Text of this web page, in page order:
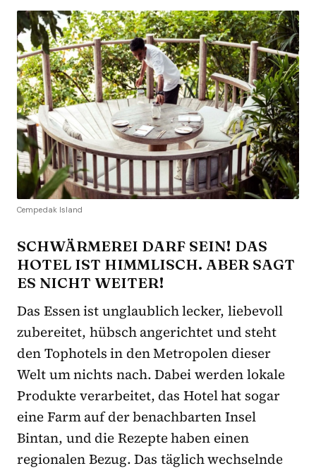
Cempedak Island
SCHWÄRMEREI DARF SEIN! DAS
HOTEL IST HIMMLISCH. ABER SAGT
ES NICHT WEITER!
Das Essen ist unglaublich lecker, liebevoll
zubereitet, hübsch angerichtet und steht
den Tophotels in den Metropolen dieser
Welt um nichts nach. Dabei werden lokale
Produkte verarbeitet, das Hotel hat sogar
eine Farm auf der benachbarten Insel
Bintan, und die Rezepte haben einen
regionalen Bezug. Das täglich wechselnde